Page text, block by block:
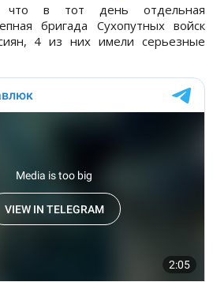
в тот день отдельная
бригада Сухопутных войск
4 из них имели серьезные